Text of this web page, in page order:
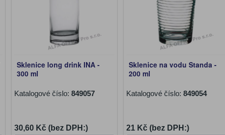
Sklenice long drink INA -
300 ml
Katalogové číslo: 849057
30,60 Kč (bez DPH:)
Sklenice na vodu Standa -
200 ml
Katalogové číslo:849054
21 Kč (bez DPH:)